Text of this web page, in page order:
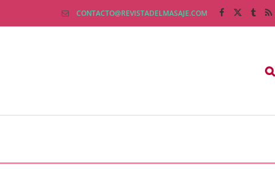
CONTACTO@REVISTADELMASAJE.COM